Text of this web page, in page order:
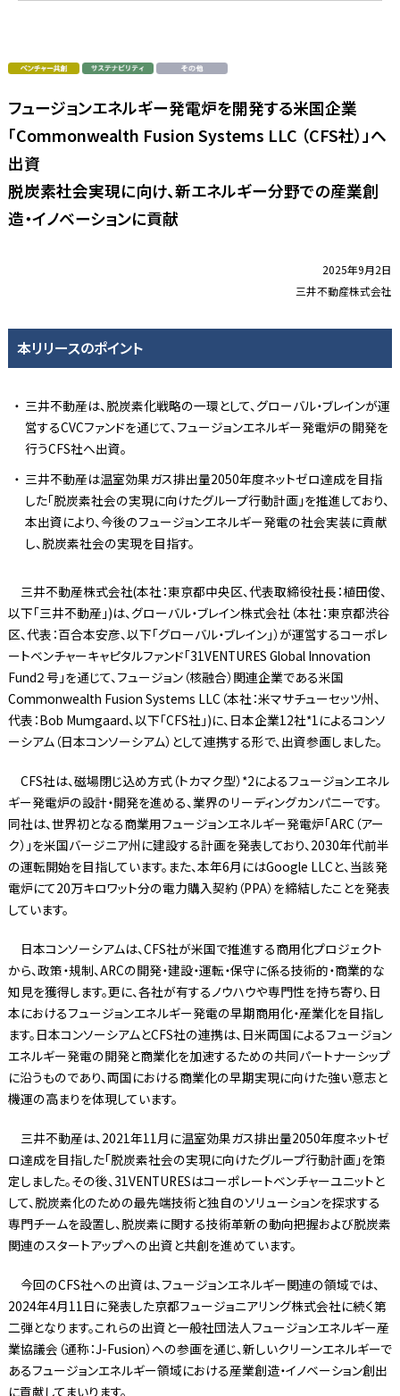
フュージョンエネルギー発電炉を開発する米国企業
「Commonwealth Fusion Systems LLC （CFS社）」へ
出資
脱炭素社会実現に向け、新エネルギー分野での産業創
造・イノベーションに貢献
2025年9月2日
三井不動産株式会社
本リリースのポイント
三井不動産は、脱炭素化戦略の一環として、グローバル・ブレインが運
営するCVCファンドを通じて、フュージョンエネルギー発電炉の開発を
行うCFS社へ出資。
三井不動産は温室効果ガス排出量2050年度ネットゼロ達成を目指
した「脱炭素社会の実現に向けたグループ行動計画」を推進しており、
本出資により、今後のフュージョンエネルギー発電の社会実装に貢献
し、脱炭素社会の実現を目指す。
三井不動産株式会社(本社：東京都中央区、代表取締役社長：植田俊、
以下「三井不動産」)は、グローバル・ブレイン株式会社（本社：東京都渋谷
区、代表：百合本安彦、以下「グローバル・ブレイン」）が運営するコーポレ
ートベンチャーキャピタルファンド「31VENTURES Global Innovation
Fund２号」を通じて、フュージョン（核融合）関連企業である米国
Commonwealth Fusion Systems LLC（本社：米マサチューセッツ州、
代表：Bob Mumgaard、以下「CFS社」)に、日本企業12社*1によるコンソ
ーシアム（日本コンソーシアム）として連携する形で、出資参画しました。
CFS社は、磁場閉じ込め方式（トカマク型）*2によるフュージョンエネル
ギー発電炉の設計・開発を進める、業界のリーディングカンパニーです。
同社は、世界初となる商業用フュージョンエネルギー発電炉「ARC（アー
ク）」を米国バージニア州に建設する計画を発表しており、2030年代前半
の運転開始を目指しています。また、本年6月にはGoogle LLCと、当該発
電炉にて20万キロワット分の電力購入契約（PPA）を締結したことを発表
しています。
日本コンソーシアムは、CFS社が米国で推進する商用化プロジェクト
から、政策・規制、ARCの開発・建設・運転・保守に係る技術的・商業的な
知見を獲得します。更に、各社が有するノウハウや専門性を持ち寄り、日
本におけるフュージョンエネルギー発電の早期商用化・産業化を目指し
ます。日本コンソーシアムとCFS社の連携は、日米両国によるフュージョン
エネルギー発電の開発と商業化を加速するための共同パートナーシップ
に沿うものであり、両国における商業化の早期実現に向けた強い意志と
機運の高まりを体現しています。
三井不動産は、2021年11月に温室効果ガス排出量2050年度ネットゼ
ロ達成を目指した「脱炭素社会の実現に向けたグループ行動計画」を策
定しました。その後、31VENTURESはコーポレートベンチャーユニットと
して、脱炭素化のための最先端技術と独自のソリューションを探求する
専門チームを設置し、脱炭素に関する技術革新の動向把握および脱炭素
関連のスタートアップへの出資と共創を進めています。
今回のCFS社への出資は、フュージョンエネルギー関連の領域では、
2024年4月11日に発表した京都フュージョニアリング株式会社に続く第
二弾となります。これらの出資と一般社団法人フュージョンエネルギー産
業協議会（通称：J-Fusion）への参画を通じ、新しいクリーンエネルギーで
あるフュージョンエネルギー領域における産業創造・イノベーション創出
に貢献してまいります。